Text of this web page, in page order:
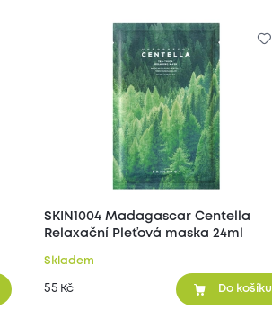
SKIN1004 Madagascar Centella
Relaxační Pleťová maska 24ml
Skladem
55 Kč Do košíku